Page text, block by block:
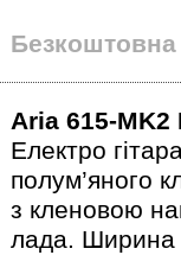
Безкоштовна
Aria 615-MK2
Електро
полум’яного
з кленовою
лада. Ширина